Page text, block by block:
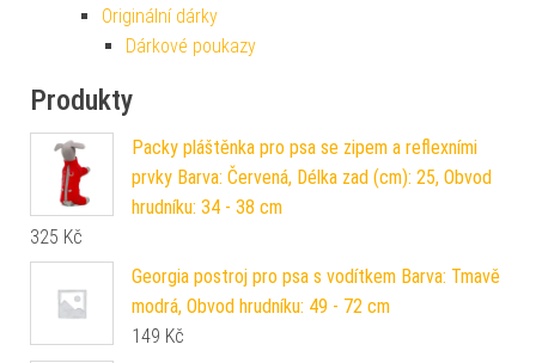
Originální dárky
Dárkové poukazy
Produkty
Packy pláštěnka pro psa se zipem a reflexními
prvky Barva: Červená, Délka zad (cm): 25, Obvod
hrudníku: 34 - 38 cm
325 Kč
Georgia postroj pro psa s vodítkem Barva: Tmavě
modrá, Obvod hrudníku: 49 - 72 cm
149 Kč